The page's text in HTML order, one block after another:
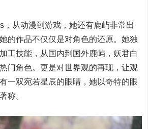
，从动漫到游戏，她还有鹿屿非常出
的作品不仅仅是对角色的还原。她独
工技能，从国内到国外鹿屿，妖君白
门角色。更是对世界观的再现，让观
一双宛若星辰的眼睛，她以奇特的眼
称。